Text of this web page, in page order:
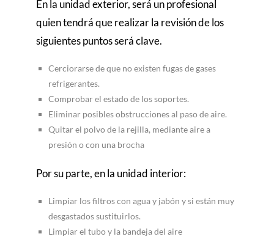
En la unidad exterior, será un profesional
quien tendrá que realizar la revisión de los
siguientes puntos será clave.
Cerciorarse de que no existen fugas de gases
refrigerantes.
Comprobar el estado de los soportes.
Eliminar posibles obstrucciones al paso de aire.
Quitar el polvo de la rejilla, mediante aire a
presión o con una brocha
Por su parte, en la unidad interior:
Limpiar los filtros con agua y jabón y si están muy
desgastados sustituirlos.
Limpiar el tubo y la bandeja del aire